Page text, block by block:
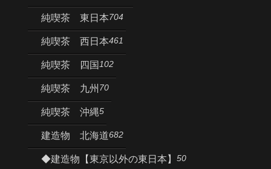
純喫茶 東日本704
純喫茶 西日本461
純喫茶 四国 102
純喫茶 九州 70
純喫茶 沖縄5
建造物 北海道682
◆建造物【東京以外の東日本】 50